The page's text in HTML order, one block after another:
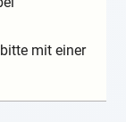
mit einer